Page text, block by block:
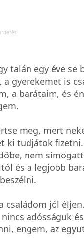
talán egy éve se
gyerekemet is
a barátaim, és
meg, mert
ki tudjátok fizetni.
nem
és a legjobb
családom jól
adósságuk
engem, az